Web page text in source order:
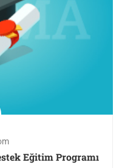
Eğitim Programı